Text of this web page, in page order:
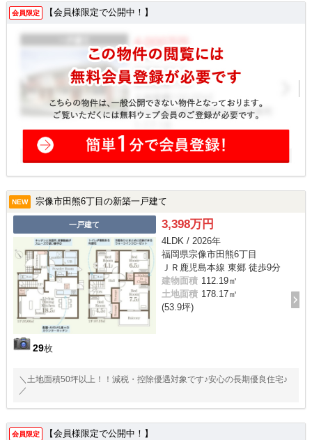
会員限定 【会員様限定で公開中！】
NEW 宗像市田熊6丁目の新築一戸建て
一戸建て
29枚
3,398万円
4LDK / 2026年
福岡県宗像市田熊6丁目
ＪＲ鹿児島本線 東郷 徒歩9分
建物面積 112.19㎡
土地面積 178.17㎡
(53.9坪)
＼土地面積50坪以上！！減税・控除優遇対象です♪安心の長期優良住宅♪
／
会員限定 【会員様限定で公開中！】